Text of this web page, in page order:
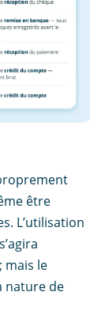
être
L’utilisation
mais le
nature de